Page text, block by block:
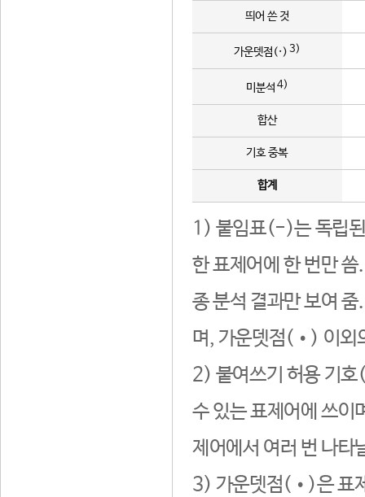
띄어 쓴 것
가운뎃점(·) 3)
미분석 4)
합산
기호 중복
합계
1) 붙임표(-)는 독립된
한 표제어에 한 번만
종 분석 결과만 보여
며, 가운뎃점(•) 이외
2) 붙여쓰기 허용 기호
수 있는 표제어에 쓰이
제어에서 여러 번 나타
3) 가운뎃점(•)은 표